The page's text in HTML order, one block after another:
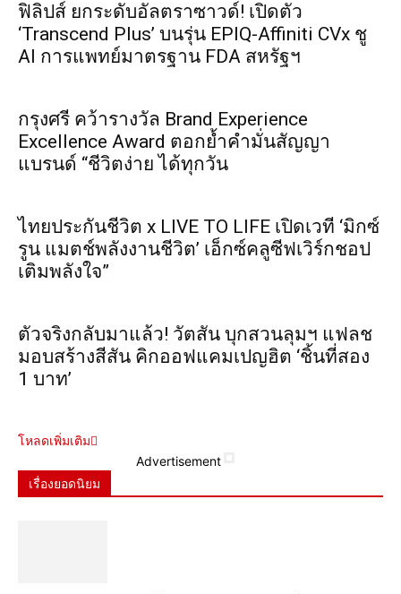
ฟิลิปส์ ยกระดับอัลตราซาวด์! เปิดตัว
‘Transcend Plus’ บนรุ่น EPIQ-Affiniti CVx ชู
AI การแพทย์มาตรฐาน FDA สหรัฐฯ
กรุงศรี คว้ารางวัล Brand Experience
Excellence Award ตอกย้ำคำมั่นสัญญา
แบรนด์ “ชีวิตง่าย ได้ทุกวัน
ไทยประกันชีวิต x LIVE TO LIFE เปิดเวที ‘มิกซ์
รูน แมตช์พลังงานชีวิต’ เอ็กซ์คลูซีฟเวิร์กชอป
เติมพลังใจ”
ตัวจริงกลับมาแล้ว! วัตสัน บุกสวนลุมฯ แฟลช
มอบสร้างสีสัน คิกออฟแคมเปญฮิต ‘ชิ้นที่สอง
1 บาท’
โหลดเพิ่มเติม
Advertisement
เรื่องยอดนิยม